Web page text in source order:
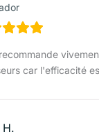
car l'efficacité